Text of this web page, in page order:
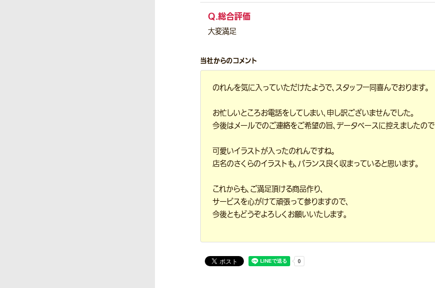
Q.総合評価
大変満足
当社からのコメント
のれんを気に入っていただけたようで、スタッフ一同喜んでおります。
お忙しいところお電話をしてしまい、申し訳ございませんでした。
今後はメールでのご連絡をご希望の旨、データベースに控えましたので
可愛いイラストが入ったのれんですね。
店名のさくらのイラストも、バランス良く収まっていると思います。
これからも、ご満足頂ける商品作り、
サービスを心がけて頑張って参りますので、
今後ともどうぞよろしくお願いいたします。